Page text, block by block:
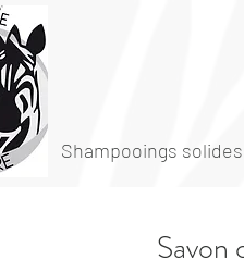
Shampooings solides
Savon